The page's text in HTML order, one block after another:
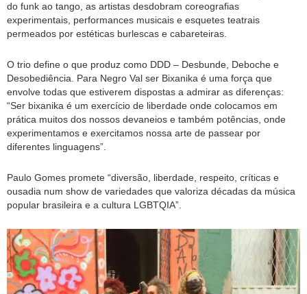
do funk ao tango, as artistas desdobram coreografias
experimentais, performances musicais e esquetes teatrais
permeados por estéticas burlescas e cabareteiras.
O trio define o que produz como DDD – Desbunde, Deboche e
Desobediência. Para Negro Val ser Bixanika é uma força que
envolve todas que estiverem dispostas a admirar as diferenças:
“Ser bixanika é um exercício de liberdade onde colocamos em
prática muitos dos nossos devaneios e também potências, onde
experimentamos e exercitamos nossa arte de passear por
diferentes linguagens”.
Paulo Gomes promete “diversão, liberdade, respeito, críticas e
ousadia num show de variedades que valoriza décadas da música
popular brasileira e a cultura LGBTQIA”.